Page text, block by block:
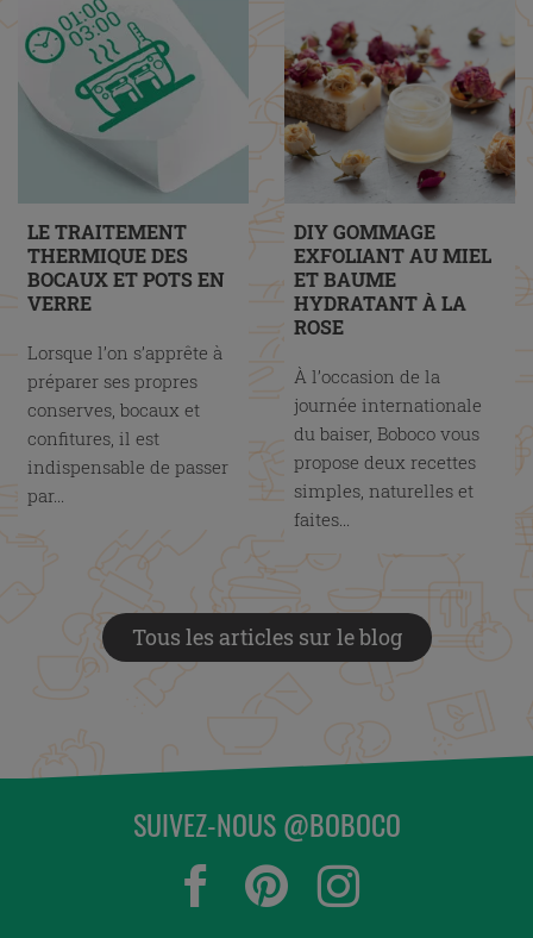
LE TRAITEMENT
THERMIQUE DES
BOCAUX ET POTS EN
VERRE
Lorsque l’on s’apprête à
préparer ses propres
conserves, bocaux et
confitures, il est
indispensable de passer
par...
DIY GOMMAGE
EXFOLIANT AU MIEL
ET BAUME
HYDRATANT À LA
ROSE
À l’occasion de la
journée internationale
du baiser, Boboco vous
propose deux recettes
simples, naturelles et
faites...
Tous les articles sur le blog
SUIVEZ-NOUS @BOBOCO